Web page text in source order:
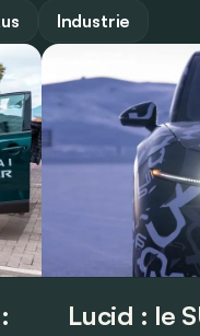
Industrie
Lucid : le